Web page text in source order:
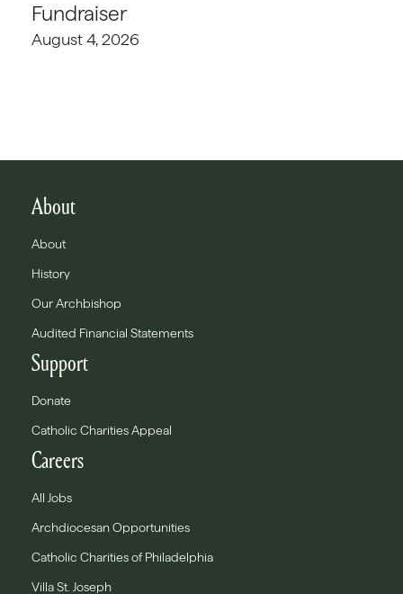
Fundraiser
August 4, 2026
About
About
History
Our Archbishop
Audited Financial Statements
Support
Donate
Catholic Charities Appeal
Careers
All Jobs
Archdiocesan Opportunities
Catholic Charities of Philadelphia
Villa St. Joseph